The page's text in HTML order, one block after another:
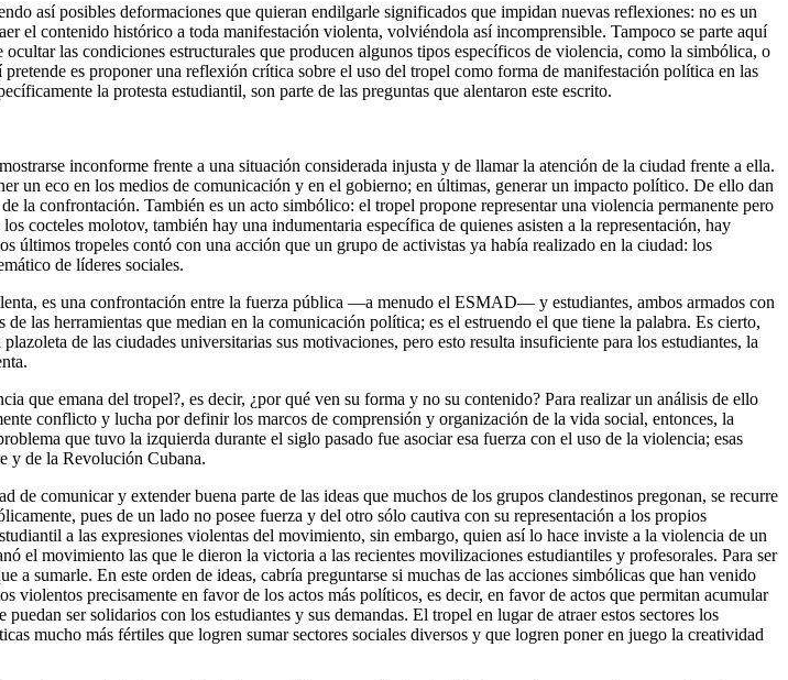
así posibles deformaciones que quieran endilgarle significados que impidan nuevas reflexiones: no es un
el contenido histórico a toda manifestación violenta, volviéndola así incomprensible. Tampoco se parte aquí
las condiciones estructurales que producen algunos tipos específicos de violencia, como la simbólica, o
es proponer una reflexión crítica sobre el uso del tropel como forma de manifestación política en las
la protesta estudiantil, son parte de las preguntas que alentaron este escrito.
inconforme frente a una situación considerada injusta y de llamar la atención de la ciudad frente a ella.
un eco en los medios de comunicación y en el gobierno; en últimas, generar un impacto político. De ello dan
la confrontación. También es un acto simbólico: el tropel propone representar una violencia permanente pero
cocteles molotov, también hay una indumentaria específica de quienes asisten a la representación, hay
últimos tropeles contó con una acción que un grupo de activistas ya había realizado en la ciudad: los
de líderes sociales.
es una confrontación entre la fuerza pública —a menudo el ESMAD— y estudiantes, ambos armados con
las herramientas que median en la comunicación política; es el estruendo el que tiene la palabra. Es cierto,
de las ciudades universitarias sus motivaciones, pero esto resulta insuficiente para los estudiantes, la
que emana del tropel?, es decir, ¿por qué ven su forma y no su contenido? Para realizar un análisis de ello
conflicto y lucha por definir los marcos de comprensión y organización de la vida social, entonces, la
que tuvo la izquierda durante el siglo pasado fue asociar esa fuerza con el uso de la violencia; esas
y de la Revolución Cubana.
comunicar y extender buena parte de las ideas que muchos de los grupos clandestinos pregonan, se recurre
pues de un lado no posee fuerza y del otro sólo cautiva con su representación a los propios
a las expresiones violentas del movimiento, sin embargo, quien así lo hace inviste a la violencia de un
el movimiento las que le dieron la victoria a las recientes movilizaciones estudiantiles y profesorales. Para ser
sumarle. En este orden de ideas, cabría preguntarse si muchas de las acciones simbólicas que han venido
precisamente en favor de los actos más políticos, es decir, en favor de actos que permitan acumular
ser solidarios con los estudiantes y sus demandas. El tropel en lugar de atraer estos sectores los
mucho más fértiles que logren sumar sectores sociales diversos y que logren poner en juego la creatividad